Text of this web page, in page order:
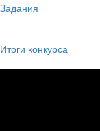
Задания
Итоги конкурса